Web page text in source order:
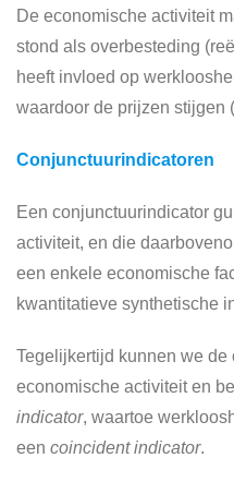
De economische activiteit
stond als overbesteding
heeft invloed op
waardoor de prijzen stijgen
Conjunctuurindicatoren
Een conjunctuurindicator
activiteit, en die
een enkele economische
kwantitatieve synthetische
Tegelijkertijd kunnen we
economische activiteit en
indicator, waartoe
een coincident indicator.